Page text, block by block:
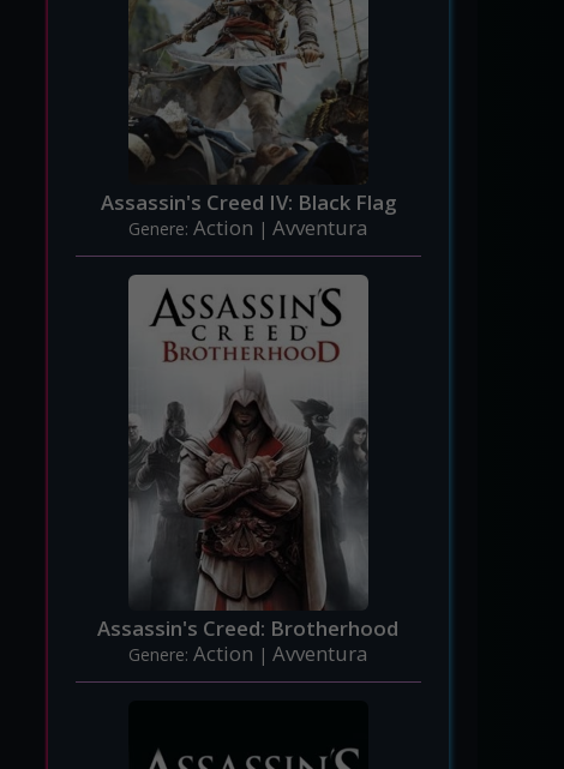
Assassin's Creed IV: Black Flag
Genere:Action |Avventura
Assassin's Creed: Brotherhood
Genere:Action |Avventura